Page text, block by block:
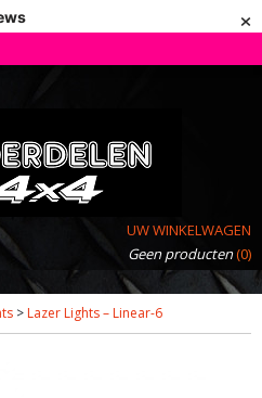
×
UW WINKELWAGEN
Geen producten(0)
> Lazer Lights – Linear-6